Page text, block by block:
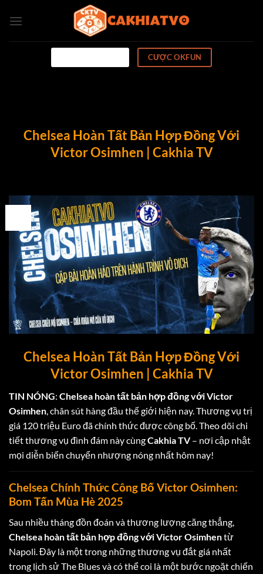
qua
CƯỢC OKFUN
Chelsea Hoàn Tất Bản Hợp Đồng Với
Victor Osimhen | Cakhia TV
Chelsea Hoàn Tất Bản Hợp Đồng Với
Victor Osimhen | Cakhia TV
TIN NÓNG: Chelsea hoàn tất bản hợp đồng với Victor
Osimhen, chân sút hàng đầu thế giới hiện nay. Thương vụ trị
giá 120 triệu Euro đã chính thức được công bố. Theo dõi chi
tiết thương vụ đình đám này cùngCakhia TV– nơi cập nhật
mọi diễn biến chuyển nhượng nóng nhất hôm nay!
Chelsea Chính Thức Công Bố Victor Osimhen:
Bom Tấn Mùa Hè 2025
Sau nhiều tháng đồn đoán và thương lượng căng thẳng,
Chelsea hoàn tất bản hợp đồng với Victor Osimhentừ
Napoli. Đây là một trong những thương vụ đắt giá nhất
trong lịch sử The Blues và có thể coi là một bước ngoặt chiến